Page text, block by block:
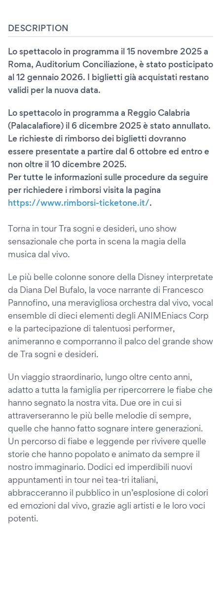
DESCRIPTION
Lo spettacolo in programma il 15 novembre 2025 a
Roma, Auditorium Conciliazione, è stato posticipato
al 12 gennaio 2026. I biglietti già acquistati restano
validi per la nuova data.
Lo spettacolo in programma a Reggio Calabria
(Palacalafiore) il 6 dicembre 2025 è stato annullato.
Le richieste di rimborso dei biglietti dovranno
essere presentate a partire dal 6 ottobre ed entro e
non oltre il 10 dicembre 2025.
Per tutte le informazioni sulle procedure da seguire
per richiedere i rimborsi visita la pagina
https://www.rimborsi-ticketone.it/.
Torna in tour Tra sogni e desideri, uno show
sensazionale che porta in scena la magia della
musica dal vivo.
Le più belle colonne sonore della Disney interpretate
da Diana Del Bufalo, la voce narrante di Francesco
Pannofino, una meravigliosa orchestra dal vivo, vocal
ensemble di dieci elementi degli ANIMEniacs Corp
e la partecipazione di talentuosi performer,
animeranno e comporranno il palco del grande show
de Tra sogni e desideri.
Un viaggio straordinario, lungo oltre cento anni,
adatto a tutta la famiglia per ripercorrere le fiabe che
hanno segnato la nostra vita. Due ore in cui si
attraverseranno le più belle melodie di sempre,
quelle che hanno fatto sognare intere generazioni.
Un percorso di fiabe e leggende per rivivere quelle
storie che hanno popolato e animato da sempre il
nostro immaginario. Dodici ed imperdibili nuovi
appuntamenti in tour nei tea-tri italiani,
abbracceranno il pubblico in un’esplosione di colori
ed emozioni dal vivo, grazie agli artisti e le loro voci
potenti.